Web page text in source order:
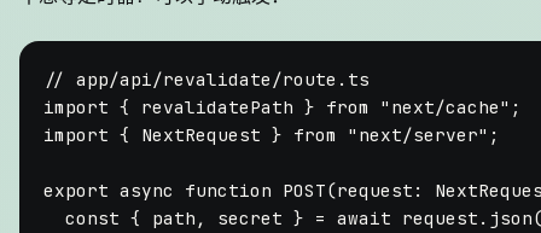
// app/api/revalidate/route.ts
import { revalidatePath } from "next/cache"
import { NextRequest } from "next/server" ;
export async function POST(request :
const { path, secret } = await request. json